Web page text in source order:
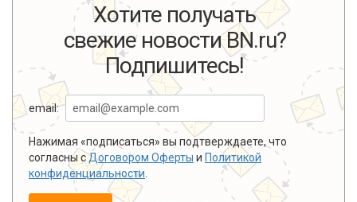
Хотите получать
свежие новости BN.ru?
Подпишитесь!
email:
Нажимая «подписаться» вы подтверждаете, что
согласны сДоговором Оферты и Политикой
конфиденциальности